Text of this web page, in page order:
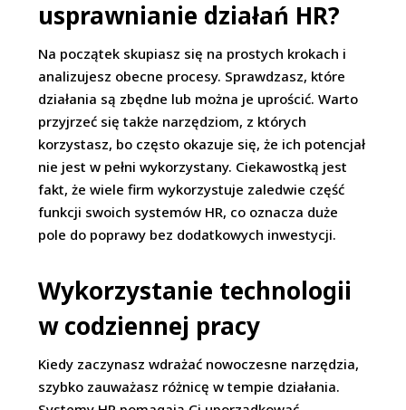
usprawnianie działań HR?
Na początek skupiasz się na prostych krokach i
analizujesz obecne procesy. Sprawdzasz, które
działania są zbędne lub można je uprościć. Warto
przyjrzeć się także narzędziom, z których
korzystasz, bo często okazuje się, że ich potencjał
nie jest w pełni wykorzystany. Ciekawostką jest
fakt, że wiele firm wykorzystuje zaledwie część
funkcji swoich systemów HR, co oznacza duże
pole do poprawy bez dodatkowych inwestycji.
Wykorzystanie technologii
w codziennej pracy
Kiedy zaczynasz wdrażać nowoczesne narzędzia,
szybko zauważasz różnicę w tempie działania.